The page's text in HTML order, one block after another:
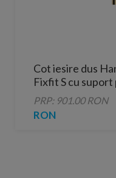
Cot iesire dus
Fixfit S cu suport
lucios
PRP: 901.00 RON
RON